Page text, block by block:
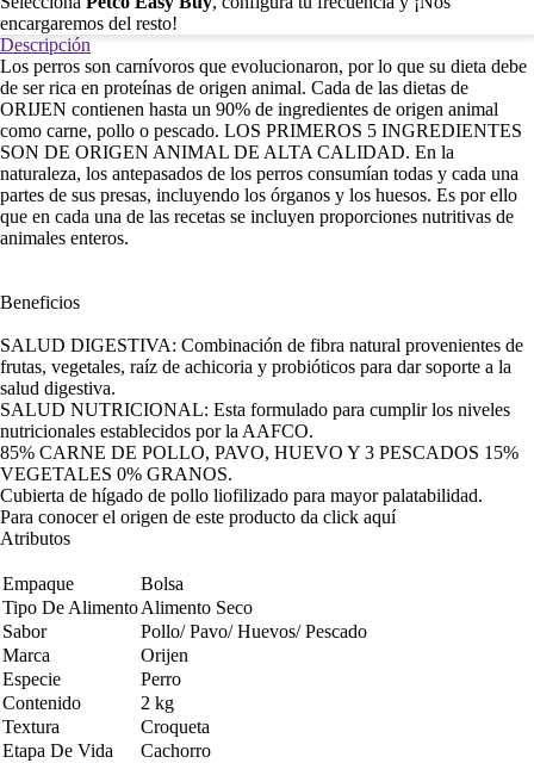
encargaremos del resto!
Descripción
Los perros son carnívoros que evolucionaron, por lo que su dieta debe
de ser rica en proteínas de origen animal. Cada de las dietas de
ORIJEN contienen hasta un 90% de ingredientes de origen animal
como carne, pollo o pescado. LOS PRIMEROS 5 INGREDIENTES
SON DE ORIGEN ANIMAL DE ALTA CALIDAD. En la
naturaleza, los antepasados de los perros consumían todas y cada una
partes de sus presas, incluyendo los órganos y los huesos. Es por ello
que en cada una de las recetas se incluyen proporciones nutritivas de
animales enteros.
Beneficios
SALUD DIGESTIVA: Combinación de fibra natural provenientes de
frutas, vegetales, raíz de achicoria y probióticos para dar soporte a la
salud digestiva.
SALUD NUTRICIONAL: Esta formulado para cumplir los niveles
nutricionales establecidos por la AAFCO.
85% CARNE DE POLLO, PAVO, HUEVO Y 3 PESCADOS 15%
VEGETALES 0% GRANOS.
Cubierta de hígado de pollo liofilizado para mayor palatabilidad.
Para conocer el origen de este producto da click aquí
Atributos
Empaque
Bolsa
Tipo De AlimentoAlimento Seco
Sabor
Pollo/ Pavo/ Huevos/ Pescado
Marca
Orijen
Especie
Perro
Contenido
2 kg
Textura
Croqueta
Etapa De Vida
Cachorro